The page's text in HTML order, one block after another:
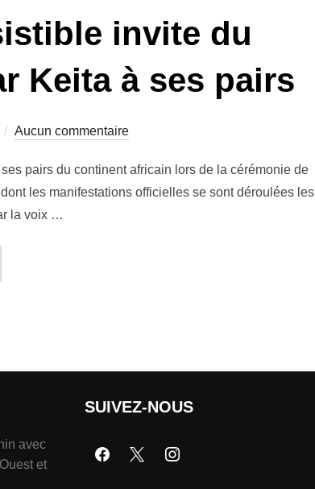
invite du
Keita à ses pairs
Aucun commentaire
pairs du continent africain lors de la cérémonie de
les manifestations officielles se sont déroulées les
la voix …
avec
et
SUIVEZ-NOUS